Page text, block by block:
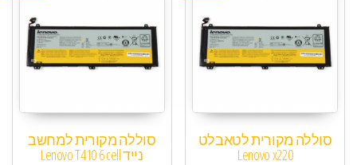
סוללה מקורית לטאבלט
Lenovo x220
סוללה מקורית למחשב
נייד Lenovo T410 6 cell